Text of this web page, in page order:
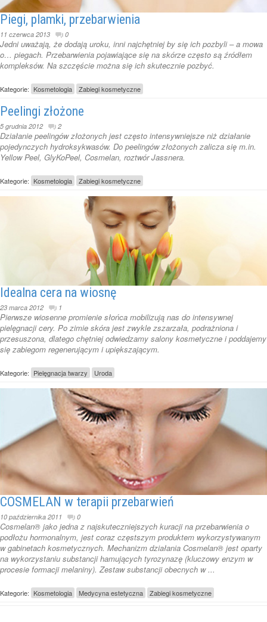
Piegi, plamki, przebarwienia
11 czerwca 2013 0
Jedni uważają, że dodają uroku, inni najchętniej by się ich pozbyli – a mowa
o… piegach. Przebarwienia pojawiające się na skórze często są źródłem
kompleksów. Na szczęście można się ich skutecznie pozbyć.
Kategorie: Kosmetologia Zabiegi kosmetyczne
Peelingi złożone
5 grudnia 2012 2
Działanie peelingów złożonych jest często intensywniejsze niż działanie
pojedynczych hydroksykwasów. Do peelingów złożonych zalicza się m.in.
Yellow Peel, GlyKoPeel, Cosmelan, roztwór Jassnera.
Kategorie: Kosmetologia Zabiegi kosmetyczne
Idealna cera na wiosnę
23 marca 2012 1
Pierwsze wiosenne promienie słońca mobilizują nas do intensywnej
pielęgnacji cery. Po zimie skóra jest zwykle zszarzała, podrażniona i
przesuszona, dlatego chętniej odwiedzamy salony kosmetyczne i poddajemy
się zabiegom regenerującym i upiększającym.
Kategorie: Pielęgnacja twarzy Uroda
COSMELAN w terapii przebarwień
10 października 2011 0
Cosmelan® jako jedna z najskuteczniejszych kuracji na przebarwienia o
podłożu hormonalnym, jest coraz częstszym produktem wykorzystywanym
w gabinetach kosmetycznych. Mechanizm działania Cosmelan® jest oparty
na wykorzystaniu substancji hamujących tyrozynazę (kluczowy enzym w
procesie formacji melaniny). Zestaw substancji obecnych w ...
Kategorie: Kosmetologia Medycyna estetyczna Zabiegi kosmetyczne